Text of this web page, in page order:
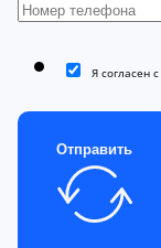
Я согласен с
Отправить